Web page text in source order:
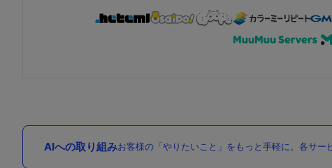
AIへの取り組みお客様の「やりたいこと」をもっと手軽に。各サー